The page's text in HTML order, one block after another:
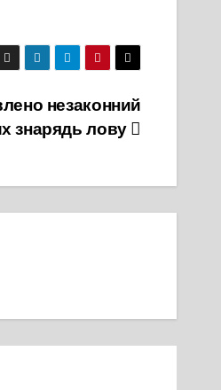
незаконний
знарядь лову